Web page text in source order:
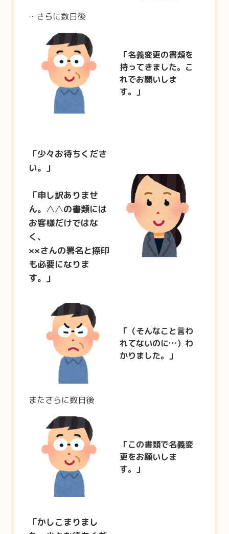
…さらに数日後
「名義変更の書類を
持ってきました。こ
れでお願いしま
す。」
「少々お待ちくださ
い。」
「申し訳ありませ
ん。△△の書類には
お客様だけではな
く、
××さんの署名と捺印
も必要になりま
す。」
「（そんなこと言わ
れてないのに…）わ
かりました。」
またさらに数日後
「この書類で名義変
更をお願いしま
す。」
「かしこまりまし